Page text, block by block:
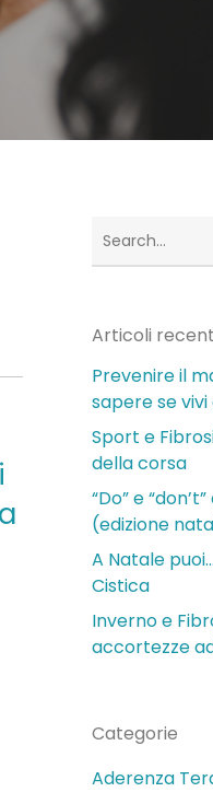
Articoli
Prevenire il
sapere se
Sport e
della corsa
“Do” e
(edizione
A Natale
Cistica
Inverno e
accortezze
Categorie
Aderenza